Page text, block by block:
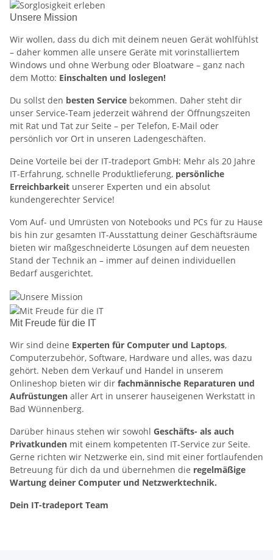
Unsere Mission
Wir wollen, dass du dich mit deinem neuen Gerät wohlfühlst
– daher kommen alle unsere Geräte mit vorinstalliertem
Windows und ohne Werbung oder Bloatware – ganz nach
dem Motto: Einschalten und loslegen!
Du sollst den besten Service bekommen. Daher steht dir
unser Service-Team jederzeit während der Öffnungszeiten
mit Rat und Tat zur Seite – per Telefon, E-Mail oder
persönlich vor Ort in unseren Ladengeschäften.
Deine Vorteile bei der IT-tradeport GmbH: Mehr als 20 Jahre
IT-Erfahrung, schnelle Produktlieferung, persönliche
Erreichbarkeit unserer Experten und ein absolut
kundengerechter Service!
Vom Auf- und Umrüsten von Notebooks und PCs für zu Hause
bis hin zur gesamten IT-Ausstattung deiner Geschäftsräume
bieten wir maßgeschneiderte Lösungen auf dem neuesten
Stand der Technik an – immer auf deinen individuellen
Bedarf ausgerichtet.
Mit Freude für die IT
Wir sind deine Experten für Computer und Laptops,
Computerzubehör, Software, Hardware und alles, was dazu
gehört. Neben dem Verkauf und Handel in unserem
Onlineshop bieten wir dir fachmännische Reparaturen und
Aufrüstungen aller Art in unserer hauseigenen Werkstatt in
Bad Wünnenberg.
Darüber hinaus stehen wir sowohl Geschäfts- als auch
Privatkunden mit einem kompetenten IT-Service zur Seite.
Gerne richten wir Netzwerke ein, sind mit einer fortlaufenden
Betreuung für dich da und übernehmen die regelmäßige
Wartung deiner Computer und Netzwerktechnik.
Dein IT-tradeport Team